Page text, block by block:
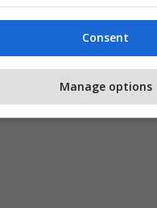
Consent
Manage options